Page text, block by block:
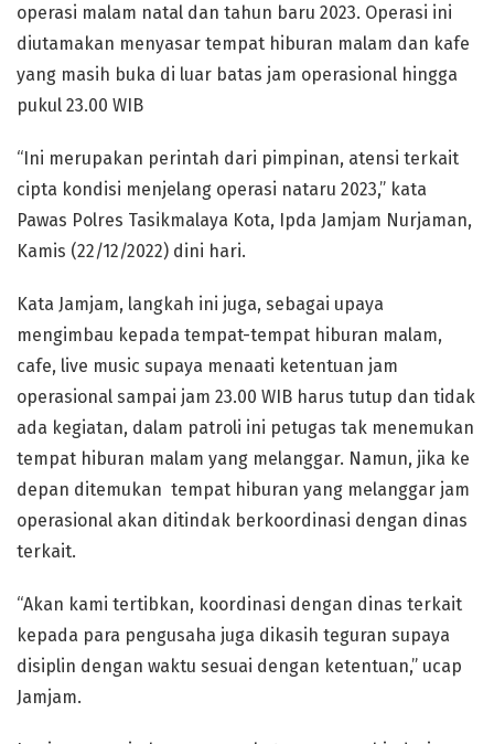
operasi malam natal dan tahun baru 2023. Operasi ini
diutamakan menyasar tempat hiburan malam dan kafe
yang masih buka di luar batas jam operasional hingga
pukul 23.00 WIB
“Ini merupakan perintah dari pimpinan, atensi terkait
cipta kondisi menjelang operasi nataru 2023,” kata
Pawas Polres Tasikmalaya Kota, Ipda Jamjam Nurjaman,
Kamis (22/12/2022) dini hari.
Kata Jamjam, langkah ini juga, sebagai upaya
mengimbau kepada tempat-tempat hiburan malam,
cafe, live music supaya menaati ketentuan jam
operasional sampai jam 23.00 WIB harus tutup dan tidak
ada kegiatan, dalam patroli ini petugas tak menemukan
tempat hiburan malam yang melanggar. Namun, jika ke
depan ditemukan tempat hiburan yang melanggar jam
operasional akan ditindak berkoordinasi dengan dinas
terkait.
“Akan kami tertibkan, koordinasi dengan dinas terkait
kepada para pengusaha juga dikasih teguran supaya
disiplin dengan waktu sesuai dengan ketentuan,” ucap
Jamjam.